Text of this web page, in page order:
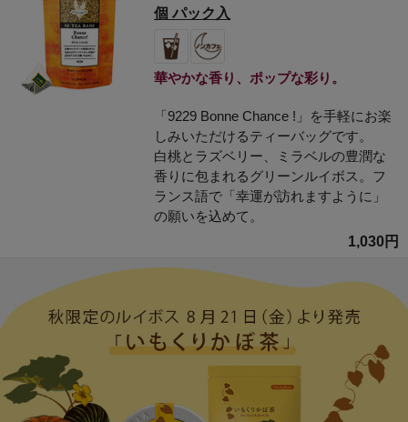
個 パック入
華やかな香り、ポップな彩り。
「9229 Bonne Chance !」を手軽にお楽
しみいただけるティーバッグです。
白桃とラズベリー、ミラベルの豊潤な
香りに包まれるグリーンルイボス。フ
ランス語で「幸運が訪れますように」
の願いを込めて。
1,030円